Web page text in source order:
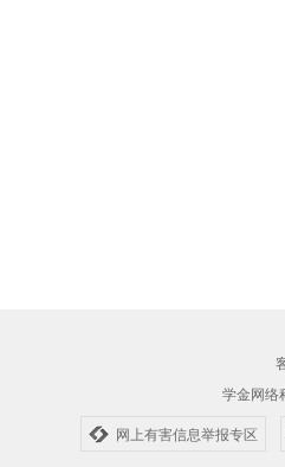
学金网络
网上有害信息举报专区